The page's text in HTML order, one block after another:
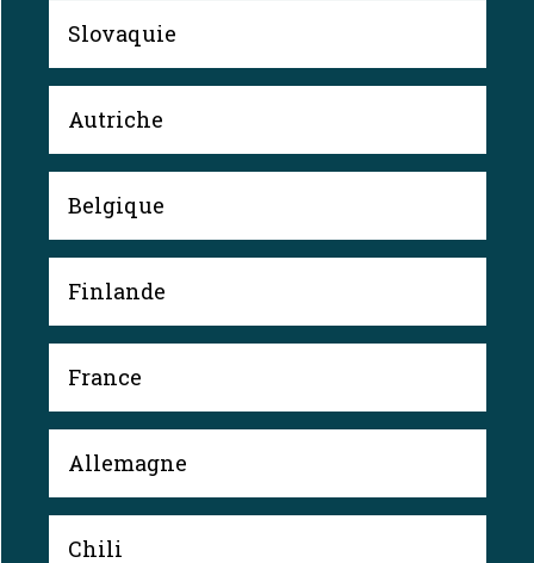
Slovaquie
Autriche
Belgique
Finlande
France
Allemagne
Chili